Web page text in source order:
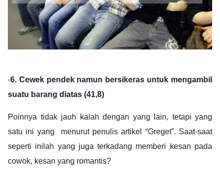
6. Cewek pendek namun bersikeras untuk mengambil
suatu barang diatas (41,8)
Poinnya tidak jauh kalah dengan yang lain, tetapi yang
satu ini yang menurut penulis artikel “Greget”. Saat-saat
seperti inilah yang juga terkadang memberi kesan pada
cowok, kesan yang romantis?